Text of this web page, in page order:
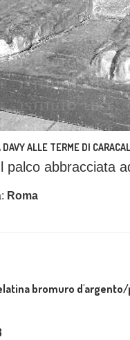
ALLE TERME DI
palco abbracciata
Roma
bromuro